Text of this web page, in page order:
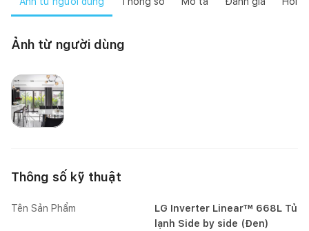
Ảnh từ người dùng
BISCONS JSC VIỆT NAM
Thông số kỹ thuật
Tên Sản Phẩm
LG Inverter Linear™ 668L Tủ
lạnh Side by side (Đen)